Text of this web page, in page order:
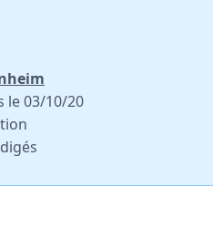
le 03/10/20